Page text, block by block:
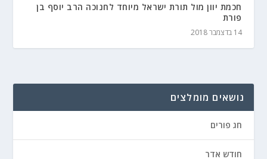
חכמת יוון מול תורת ישראל מיוחד לחנוכה הרב יוסף בן
פורת
14 בדצמבר 2018
נושאים מומלצים
חג פורים
חודש אדר